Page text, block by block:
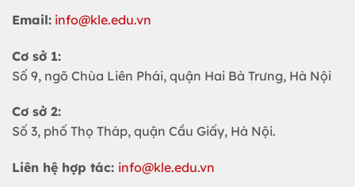
Email: info@kle.edu.vn
Cơ sở 1:
Số 9, ngõ Chùa Liên Phái, quận Hai Bà Trưng, Hà Nội
Cơ sở 2:
Số 3, phố Thọ Tháp, quận Cầu Giấy, Hà Nội.
Liên hệ hợp tác: info@kle.edu.vn